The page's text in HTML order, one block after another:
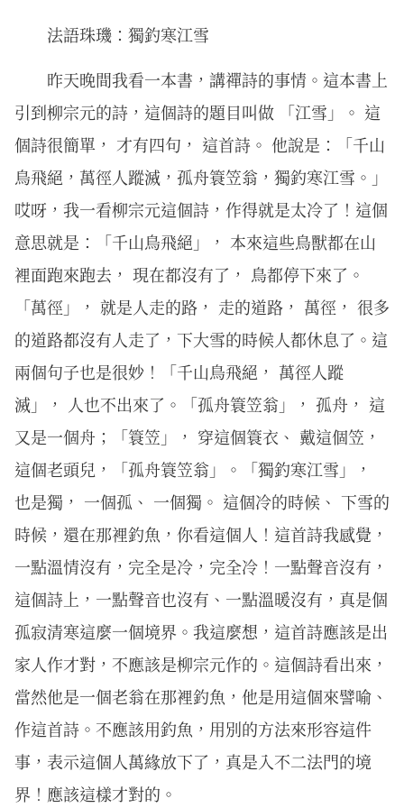
法語珠璣：獨釣寒江雪
昨天晚間我看一本書，講禪詩的事情。這本書上
引到柳宗元的詩，這個詩的題目叫做 「江雪」。 這
個詩很簡單， 才有四句， 這首詩。 他說是：「千山
鳥飛絕，萬徑人蹤滅，孤舟簑笠翁，獨釣寒江雪。」
哎呀，我一看柳宗元這個詩，作得就是太冷了！這個
意思就是：「千山鳥飛絕」， 本來這些鳥獸都在山
裡面跑來跑去， 現在都沒有了， 鳥都停下來了。
「萬徑」， 就是人走的路， 走的道路， 萬徑， 很多
的道路都沒有人走了，下大雪的時候人都休息了。這
兩個句子也是很妙！「千山鳥飛絕， 萬徑人蹤
滅」， 人也不出來了。「孤舟簑笠翁」， 孤舟， 這
又是一個舟；「簑笠」， 穿這個簑衣、 戴這個笠，
這個老頭兒，「孤舟簑笠翁」。「獨釣寒江雪」，
也是獨， 一個孤、 一個獨。 這個冷的時候、 下雪的
時候，還在那裡釣魚，你看這個人！這首詩我感覺，
一點溫情沒有，完全是冷，完全冷！一點聲音沒有，
這個詩上，一點聲音也沒有、一點溫暖沒有，真是個
孤寂清寒這麼一個境界。我這麼想，這首詩應該是出
家人作才對，不應該是柳宗元作的。這個詩看出來，
當然他是一個老翁在那裡釣魚，他是用這個來譬喻、
作這首詩。不應該用釣魚，用別的方法來形容這件
事，表示這個人萬緣放下了，真是入不二法門的境
界！應該這樣才對的。